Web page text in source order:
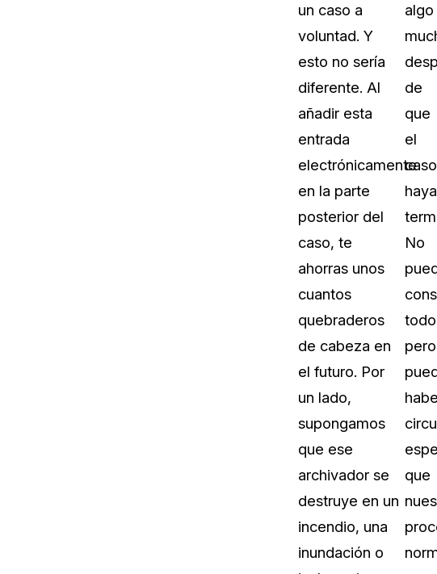
un caso a
voluntad. Y
esto no sería
diferente. Al
añadir esta
entrada
electrónicamente
en la parte
posterior del
caso, te
ahorras unos
cuantos
quebraderos
de cabeza en
el futuro. Por
un lado,
supongamos
que ese
archivador se
destruye en un
incendio, una
inundación o
algo
de
que
el
caso
haya
No
pero
que